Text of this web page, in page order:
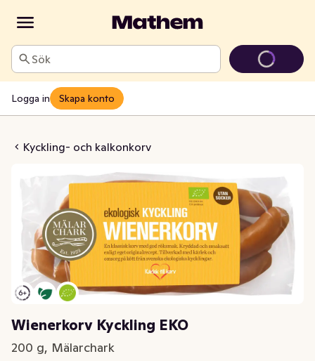
Sök
Logga in Skapa konto
Kyckling- och kalkonkorv
Kyckling EKO
Wienerkorv Kyckling EKO
200 g, Mälarchark